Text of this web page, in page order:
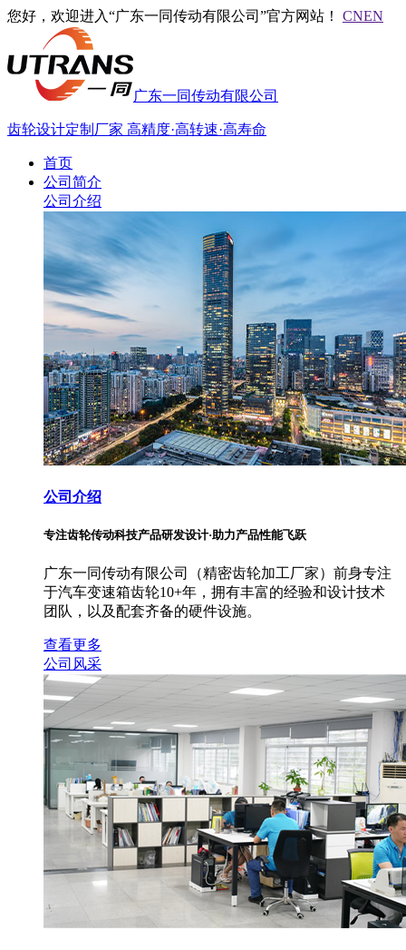
您好，欢迎进入“广东一同传动有限公司”官方网站！ CNEN
广东一同传动有限公司
齿轮设计定制厂家 高精度·高转速·高寿命
首页
公司简介
公司介绍
公司介绍
专注齿轮传动科技产品研发设计·助力产品性能飞跃
广东一同传动有限公司（精密齿轮加工厂家）前身专注
于汽车变速箱齿轮10+年，拥有丰富的经验和设计技术
团队，以及配套齐备的硬件设施。
查看更多
公司风采